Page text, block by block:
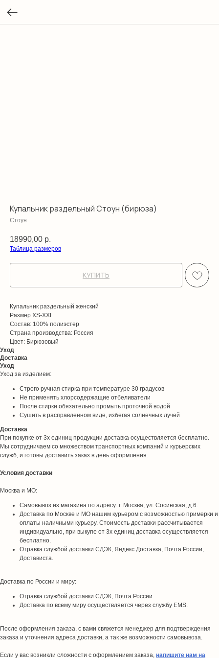
Купальник раздельный Стоун (бирюза)
Стоун
18990,00 р.
Таблица размеров
КУПИТЬ
Купальник раздельный женский
Размер XS-XXL
Состав: 100% полиэстер
Страна производства: Россия
Цвет: Бирюзовый
Уход
Доставка
Уход
Уход за изделием:
Строго ручная стирка при температуре 30 градусов
Не применять хлорсодержащие отбеливатели
После стирки обязательно промыть проточной водой
Сушить в расправленном виде, избегая солнечных лучей
Доставка
При покупке от 3х единиц продукции доставка осуществляется бесплатно.
Мы сотрудничаем со множеством транспортных компаний и курьерских
служб, и готовы доставить заказ в день оформления.
Условия доставки
Москва и МО:
Самовывоз из магазина по адресу: г. Москва, ул. Сосинская, д.6.
Доставка по Москве и МО нашим курьером с возможностью примерки и
оплаты наличными курьеру. Стоимость доставки рассчитывается
индивидуально, при выкупе от 3х единиц доставка осуществляется
бесплатно.
Отравка службой доставки СДЭК, Яндекс Доставка, Почта России,
Достависта.
Доставка по России и миру:
Отравка службой доставки СДЭК, Почта России
Доставка по всему миру осуществляется через службу EMS.
После оформления заказа, с вами свяжется менеджер для подтверждения
заказа и уточнения адреса доставки, а так же возможности самовывоза.
Если у вас возникли сложности с оформлением заказа, напишите нам на